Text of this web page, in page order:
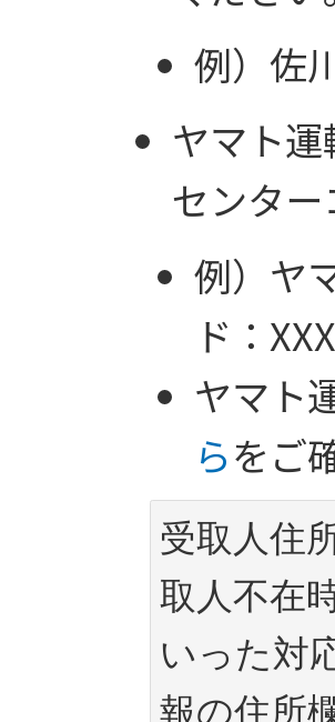
例）佐
ヤマト
センタ
例）ヤ
ド：
ヤマト
らを
受取人住
取人不在
いった対
報の住所